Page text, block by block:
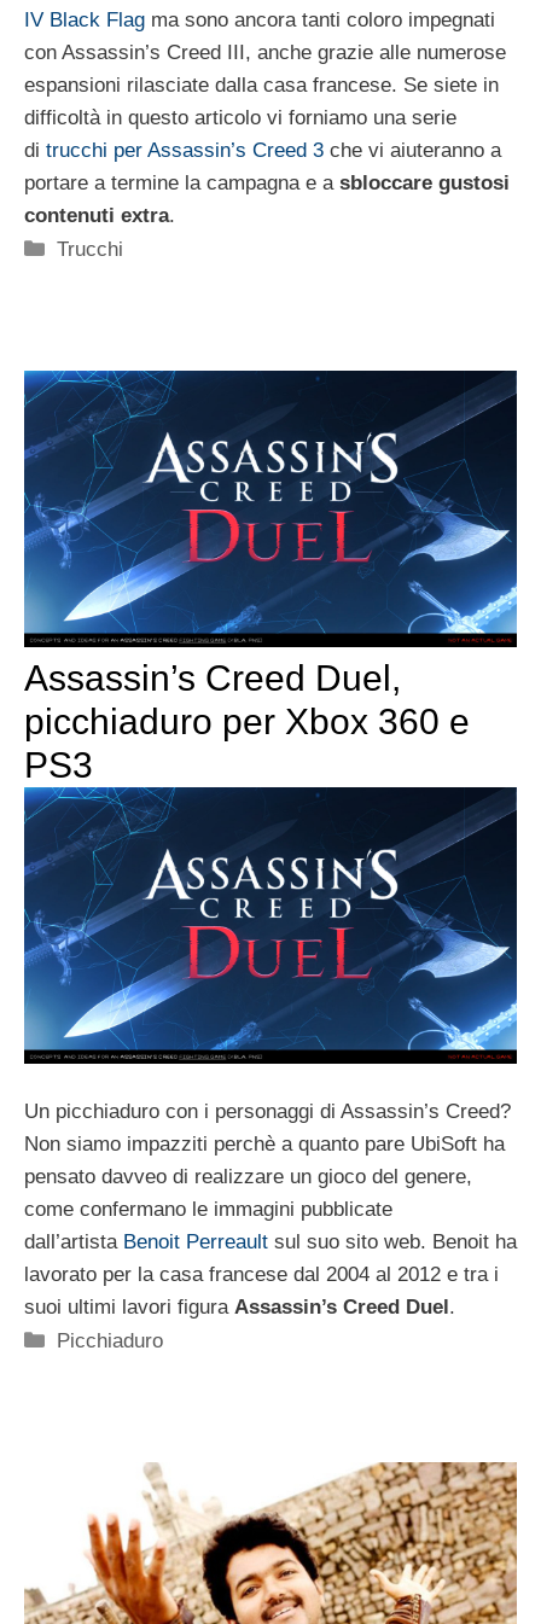
IV Black Flag ma sono ancora tanti coloro impegnati
con Assassin’s Creed III, anche grazie alle numerose
espansioni rilasciate dalla casa francese. Se siete in
difficoltà in questo articolo vi forniamo una serie
di trucchi per Assassin’s Creed 3 che vi aiuteranno a
portare a termine la campagna e a sbloccare gustosi
contenuti extra.
Categorie
Trucchi
Assassin’s Creed Duel,
picchiaduro per Xbox 360 e
PS3
Un picchiaduro con i personaggi di Assassin’s Creed?
Non siamo impazziti perchè a quanto pare UbiSoft ha
pensato davveo di realizzare un gioco del genere,
come confermano le immagini pubblicate
dall’artista Benoit Perreault sul suo sito web. Benoit ha
lavorato per la casa francese dal 2004 al 2012 e tra i
suoi ultimi lavori figura Assassin’s Creed Duel.
Categorie
Picchiaduro